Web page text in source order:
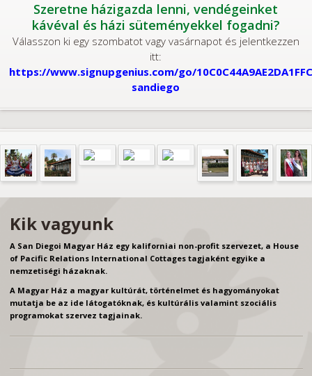
Szeretne házigazda lenni, vendégeinket
kávéval és házi süteményekkel fogadni?
Válasszon ki egy szombatot vagy vasárnapot és jelentkezzen
itt:
https://www.signupgenius.com/go/
sandiego
Kik vagyunk
A San Diegoi Magyar Ház egy kaliforniai non-profit szervezet, a House
of Pacific Relations International Cottages tagjaként egyike a
nemzetiségi házaknak.
A Magyar Ház a magyar kultúrát, történelmet és hagyományokat
mutatja be az ide látogatóknak, és kultúrális valamint szociális
programokat szervez tagjainak.